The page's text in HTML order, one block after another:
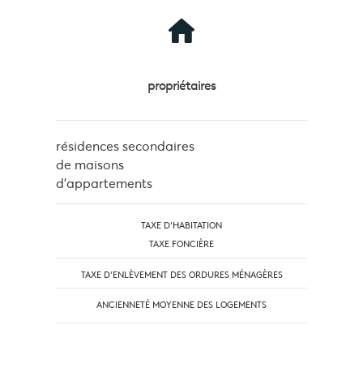
propriétaires
résidences secondaires
de maisons
d'appartements
TAXE D'HABITATION
TAXE FONCIÈRE
TAXE D’ENLÈVEMENT DES ORDURES MÉNAGÈRES
ANCIENNETÉ MOYENNE DES LOGEMENTS